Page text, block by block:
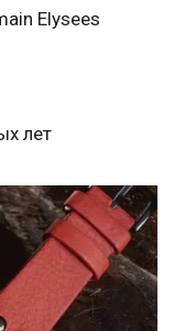
Elysees
лет